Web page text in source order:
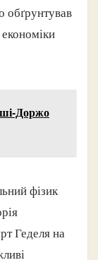
обґрунтував
Доржо
фізик
Геделя на